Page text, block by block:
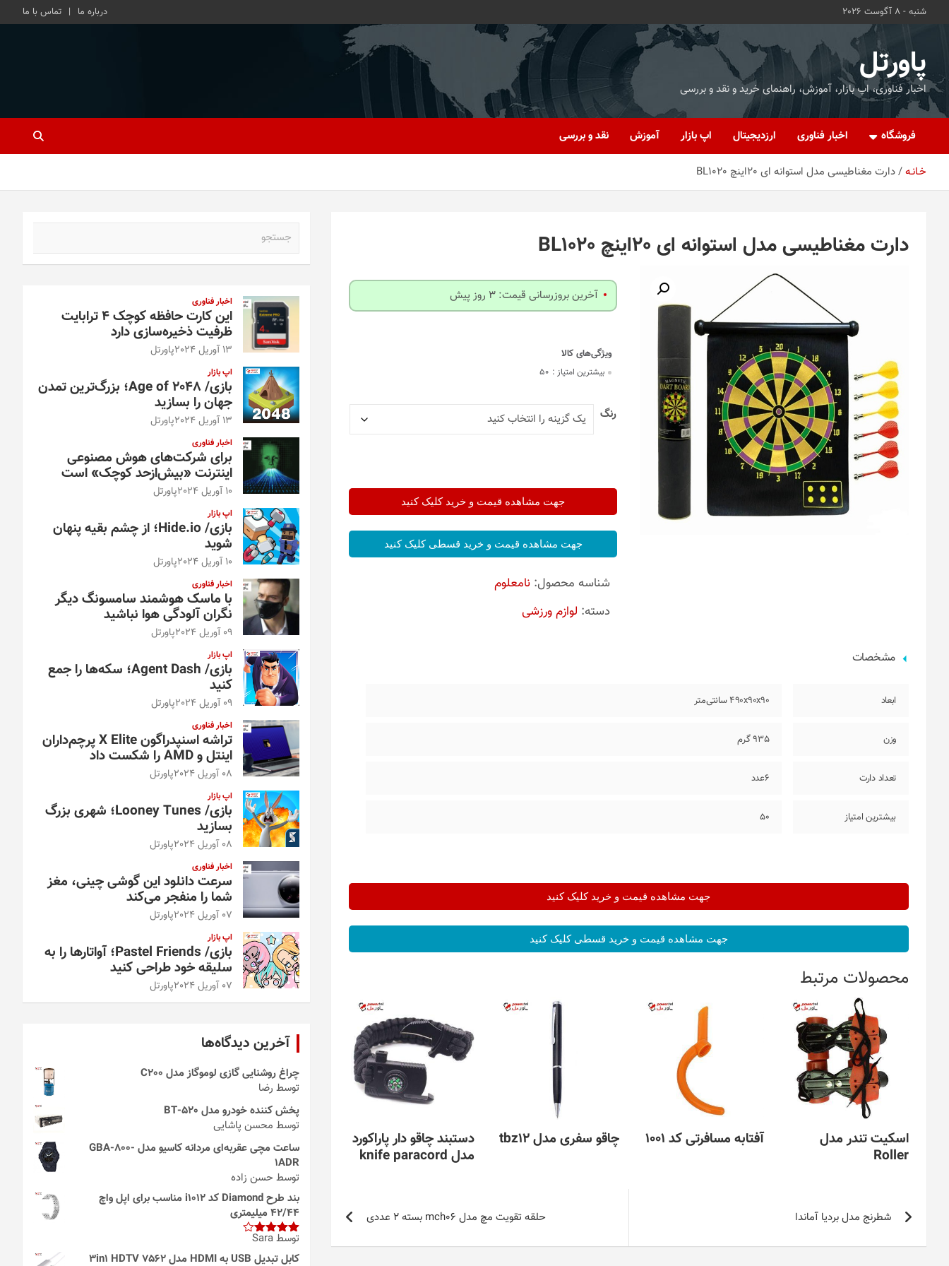
شنبه - 8 آگوست 2026 درباره ما تماس با ما
پاورتل
اخبار فناوری، اپ بازار، آموزش، راهنمای خرید و نقد و بررسی
فروشگاه اخبار فناوری ارزدیجیتال اپ بازار آموزش نقد و بررسی
خـانـه دارت مغناطیسی مدل استوانه ای 20اینچ BL1020
دارت مغناطیسی مدل استوانه ای 20اینچ BL1020
آخرین بروزرسانی قیمت: 3 روز پیش
بیشترین امتیاز : 50
رنگ
جهت مشاهده قیمت و خرید کلیک کنید
جهت مشاهده قیمت و خرید قسطی کلیک کنید
شناسه محصول: نامعلوم
دسته: لوازم ورزشی
مشخصات
ابعاد 490x90x90 سانتی‌متر
وزن 935 گرم
تعداد دارت 6عدد
بیشترین امتیاز 50
جهت مشاهده قیمت و خرید کلیک کنید
جهت مشاهده قیمت و خرید قسطی کلیک کنید
محصولات مرتبط
اسکیت تندر مدل
Roller
آفتابه مسافرتی کد 1001 چاقو سفری مدل tbz12
دستبند چاقو دار پاراکورد
مدل knife paracord
راهبری
نوشتهشطرنج مدل بردیا آماندا حلقه تقویت مچ مدل mch06 بسته 2 عددی
اخبار فناوری
این کارت حافظه کوچک ۴ ترابایت
ظرفیت ذخیره‌سازی دارد
13 آوریل 2024 پاورتل
اپ بازار
بازی/ Age of 2048؛ بزرگ‌ترین تمدن
جهان را بسازید
13 آوریل 2024 پاورتل
اخبار فناوری
برای شرکت‌های هوش مصنوعی
اینترنت «بیش‌از‌حد کوچک» است
10 آوریل 2024 پاورتل
اپ بازار
بازی/ Hide.io؛ از چشم بقیه پنهان
شوید
10 آوریل 2024 پاورتل
اخبار فناوری
با ماسک هوشمند سامسونگ دیگر
نگران آلودگی هوا نباشید
09 آوریل 2024 پاورتل
اپ بازار
بازی/ Agent Dash؛ سکه‌ها را جمع
کنید
09 آوریل 2024 پاورتل
اخبار فناوری
تراشه اسنپدراگون X Elite پرچم‌داران
اینتل و AMD را شکست داد
08 آوریل 2024 پاورتل
اپ بازار
بازی/ Looney Tunes؛ شهری بزرگ
بسازید
08 آوریل 2024 پاورتل
اخبار فناوری
سرعت دانلود این گوشی چینی، مغز
شما را منفجر می‌کند
07 آوریل 2024 پاورتل
اپ بازار
بازی/ Pastel Friends؛ آواتارها را به
سلیقه خود طراحی کنید
07 آوریل 2024 پاورتل
آخرین دیدگاه‌ها
چراغ روشنایی گازی لوموگاز مدل C200
توسط رضا
پخش کننده خودرو مدل 520-BT
توسط محسن پاشایی
ساعت مچی عقربه‌ای مردانه کاسیو مدل GBA-800-
1ADR
توسط حسن زاده
بند طرح Diamond کد i1012 مناسب برای اپل واچ
42/44 میلیمتری
امتیاز4
از 5
توسط Sara
کابل تبدیل USB به HDMI مدل 3in1 HDTV 7562